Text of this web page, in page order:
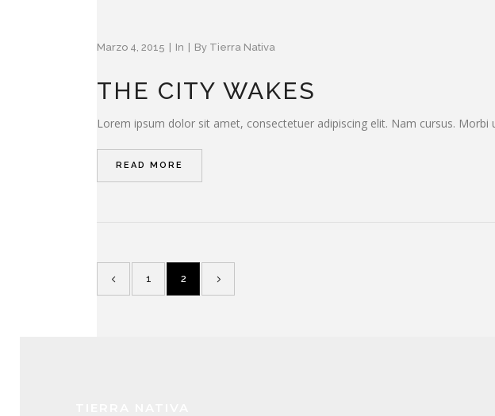
Marzo 4, 2015 In By Tierra Nativa
THE CITY WAKES
Lorem ipsum dolor sit amet, consectetuer adipiscing elit. Nam cursus.
READ MORE
1 2